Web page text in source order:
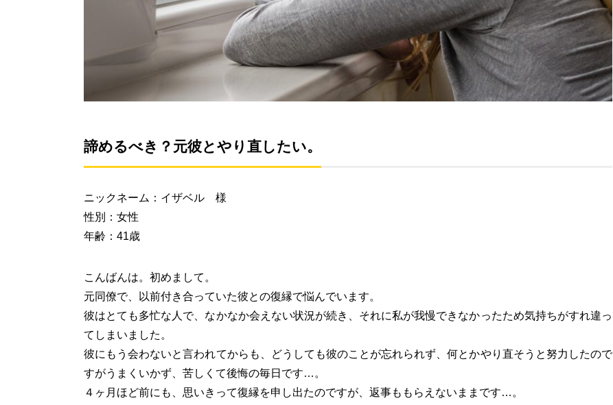
諦めるべき？元彼とやり直したい。
ニックネーム：イザベル 様
性別：女性
年齢：41歳
こんばんは。初めまして。
元同僚で、以前付き合っていた彼との復縁で悩んでいます。
彼はとても多忙な人で、なかなか会えない状況が続き、それに私が我慢できなかったため気持ちがすれ違っ
てしまいました。
彼にもう会わないと言われてからも、どうしても彼のことが忘れられず、何とかやり直そうと努力したので
すがうまくいかず、苦しくて後悔の毎日です…。
４ヶ月ほど前にも、思いきって復縁を申し出たのですが、返事ももらえないままです…。